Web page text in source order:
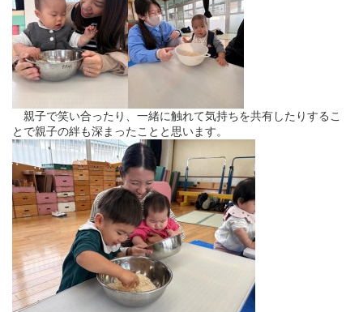
親子で笑い合ったり、一緒に触れて気持ちを共有したりするこ
とで親子の絆も深まったことと思います。